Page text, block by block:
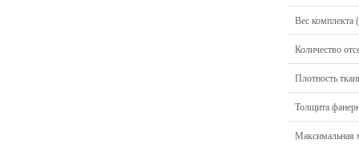
Вес комплекта
Количество
Плотность
Толщита
Максимальная